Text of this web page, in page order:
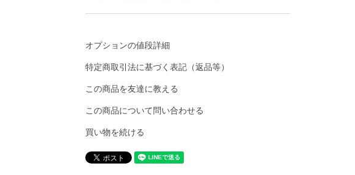
オプションの値段詳細
特定商取引法に基づく表記（返品等）
この商品を友達に教える
この商品について問い合わせる
買い物を続ける